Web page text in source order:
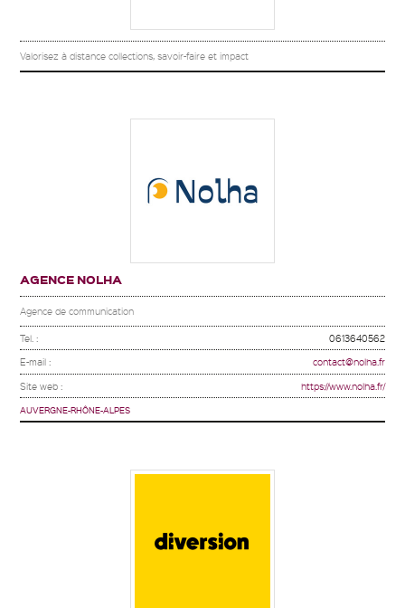
Valorisez à distance collections, savoir-faire et impact
AGENCE NOLHA
Agence de communication
Tel. : 0613640562
E-mail : contact@nolha.fr
Site web : https://www.nolha.fr/
AUVERGNE-RHÔNE-ALPES